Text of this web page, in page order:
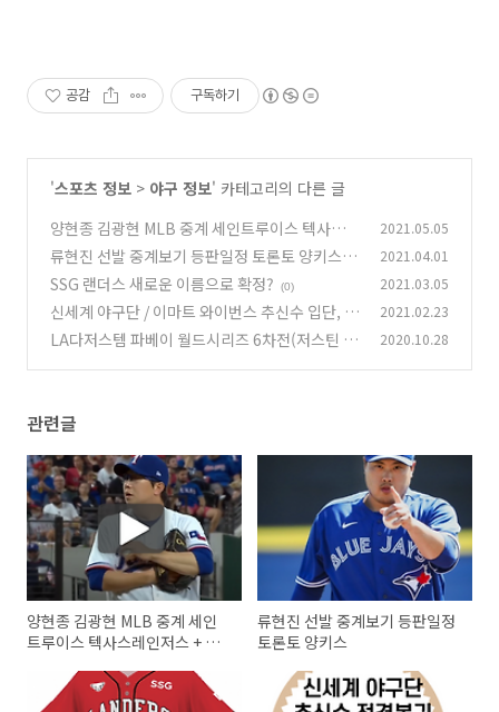
공감 구독하기
'스포츠 정보 > 야구 정보' 카테고리의 다른 글
양현종 김광현 MLB 중계 세인트루이스 텍사스레
인저스 + 무료보기 (0)
2021.05.05
류현진 선발 중계보기 등판일정 토론토 양키스
(0)
2021.04.01
SSG 랜더스 새로운 이름으로 확정? (0) 2021.03.05
신세계 야구단 / 이마트 와이번스 추신수 입단, 연
봉 총정리 (0)
2021.02.23
LA다저스템 파베이 월드시리즈 6차전(저스틴 터
2020.10.28
관련글
양현종 김광현 MLB 중계 세인
트루이스 텍사스레인저스 + 무
류현진 선발 중계보기 등판일정
토론토 양키스